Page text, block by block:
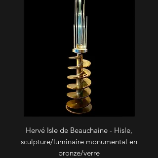
Hervé Isle de Beauchaine - Hisle,
sculpture/luminaire monumental en
bronze/verre